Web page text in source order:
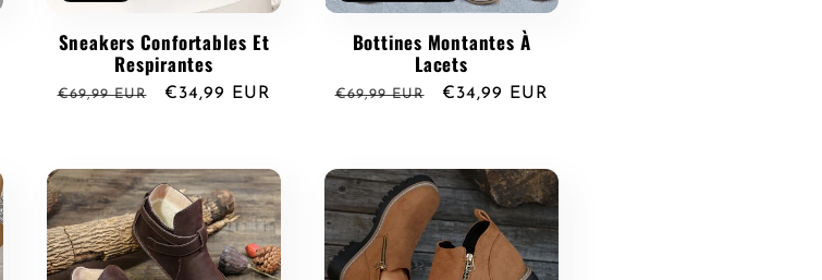
Sneakers Confortables Et
Respirantes
Prix
€69,99 EUR
Prix
€34,99 EUR
Bottines Montantes À
Lacets
Prix
€69,99 EUR
Prix
€34,99 EUR